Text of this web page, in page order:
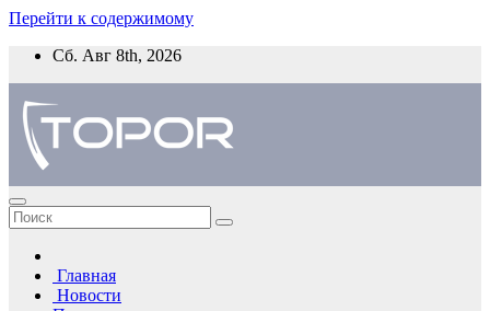
Перейти к содержимому
Сб. Авг 8th, 2026
Главная
Новости